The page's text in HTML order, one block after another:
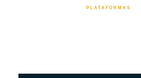
PLATAFORMAS